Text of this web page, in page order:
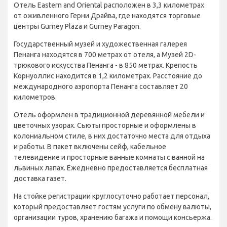
Отель Eastern and Oriental расположен в 3,3 километрах
от оживленного Герни Драйва, где находятся торговые
центры Gurney Plaza и Gurney Paragon.
Государственный музей и художественная галерея
Пенанга находятся в 700 метрах от отеля, а Музей 2D-
трюкового искусства Пенанга - в 850 метрах. Крепость
Корнуоллис находится в 1,2 километрах. Расстояние до
международного аэропорта Пенанга составляет 20
километров.
Отель оформлен в традиционной деревянной мебели и
цветочных узорах. Сьюты просторные и оформлены в
колониальном стиле, в них достаточно места для отдыха
и работы. В пакет включены сейф, кабельное
телевидение и просторные ванные комнаты с ванной на
львиных лапах. Ежедневно предоставляется бесплатная
доставка газет.
На стойке регистрации круглосуточно работает персонал,
который предоставляет гостям услуги по обмену валюты,
организации туров, хранению багажа и помощи консьержа.